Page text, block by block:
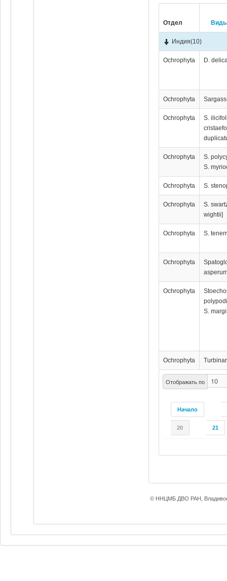
Отдел
Отображать по
Начало
20 21
Индия(10)
Ochrophyta D.
Ochrophyta
Ochrophyta
S.
Ochrophyta
S.
S.
Ochrophyta S.
Ochrophyta
S.
wightii]
Ochrophyta S.
Ochrophyta
Ochrophyta
S.
Ochrophyta
© ННЦМБ ДВО РАН,